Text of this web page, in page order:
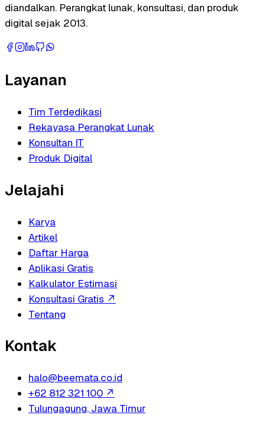
diandalkan. Perangkat lunak, konsultasi, dan produk
digital sejak 2013.
Layanan
Tim Terdedikasi
Rekayasa Perangkat Lunak
Konsultan IT
Produk Digital
Jelajahi
Karya
Artikel
Daftar Harga
Aplikasi Gratis
Kalkulator Estimasi
Konsultasi Gratis ↗
Tentang
Kontak
halo@beemata.co.id
+62 812 321 100 ↗
Tulungagung, Jawa Timur